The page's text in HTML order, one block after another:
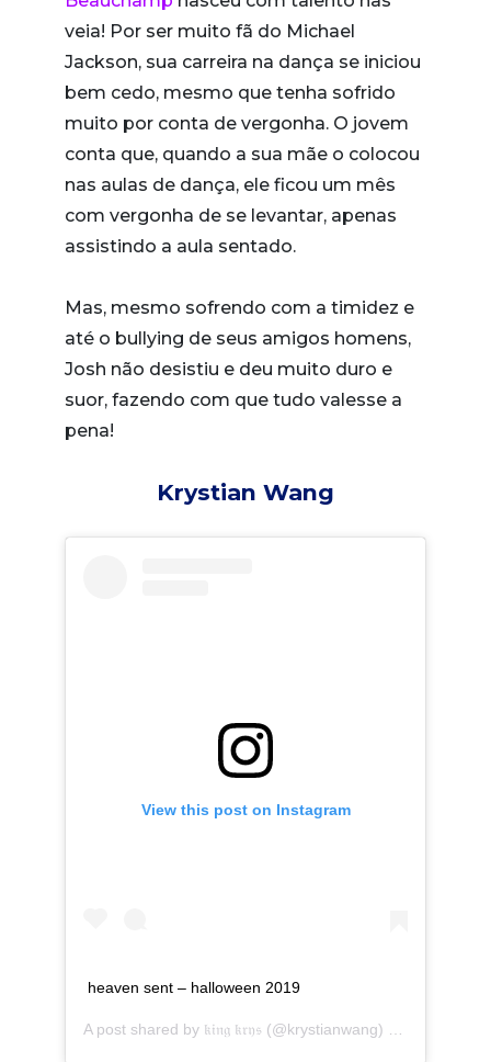
veia! Por ser muito fã do Michael
Jackson, sua carreira na dança se iniciou
bem cedo, mesmo que tenha sofrido
muito por conta de vergonha. O jovem
conta que, quando a sua mãe o colocou
nas aulas de dança, ele ficou um mês
com vergonha de se levantar, apenas
assistindo a aula sentado.
Mas, mesmo sofrendo com a timidez e
até o bullying de seus amigos homens,
Josh não desistiu e deu muito duro e
suor, fazendo com que tudo valesse a
pena!
Krystian Wang
View this post on Instagram
heaven sent – halloween 2019
A post shared by 𝔨𝔦𝔫𝔤 𝔨𝔯𝔶𝔰 (@krystianwang) on